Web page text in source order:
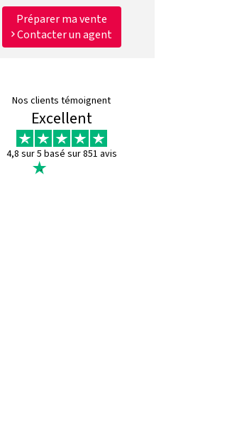
Préparer ma vente
Contacter un agent
Nos clients témoignent
Excellent
4,8 sur 5 basé sur 851 avis